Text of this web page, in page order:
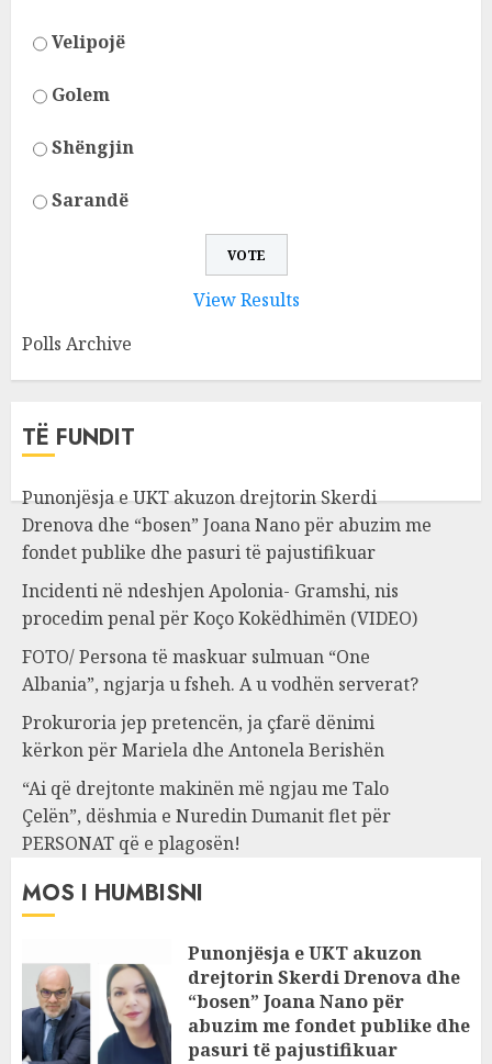
Velipojë
Golem
Shëngjin
Sarandë
View Results
Polls Archive
TË FUNDIT
Punonjësja e UKT akuzon drejtorin Skerdi
Drenova dhe “bosen” Joana Nano për abuzim me
fondet publike dhe pasuri të pajustifikuar
Incidenti në ndeshjen Apolonia- Gramshi, nis
procedim penal për Koço Kokëdhimën (VIDEO)
FOTO/ Persona të maskuar sulmuan “One
Albania”, ngjarja u fsheh. A u vodhën serverat?
Prokuroria jep pretencën, ja çfarë dënimi
kërkon për Mariela dhe Antonela Berishën
“Ai që drejtonte makinën më ngjau me Talo
Çelën”, dëshmia e Nuredin Dumanit flet për
PERSONAT që e plagosën!
MOS I HUMBISNI
Punonjësja e UKT akuzon
drejtorin Skerdi Drenova dhe
“bosen” Joana Nano për
abuzim me fondet publike dhe
pasuri të pajustifikuar